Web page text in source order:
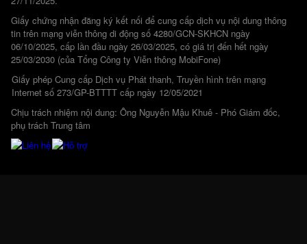
Giấy chứng nhận đăng ký kết nối để cung cấp dịch vụ nội dung thông
tin trên mạng viễn thông di động số 4280/GCN-SKHCN ngày
06/10/2025, cấp lần đầu ngày 26/03/2025, có giá trị đến hết ngày
25/03/2030 (của Tổng Công ty Viễn thông MobiFone)
Giấy phép Cung cấp Dịch vụ Phát thanh, Truyền hình trên mạng
Internet số 273/GP-BTTTT cấp ngày 12/05/2021
Chịu trách nhiệm nội dung: Ông Nguyễn Mậu Khuê - Phó Giám đốc,
phụ trách Trung tâm